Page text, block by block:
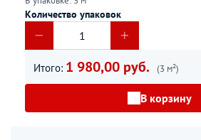
Количество упаковок
Итого: 1 980,00 руб. (3 м²)
В корзину